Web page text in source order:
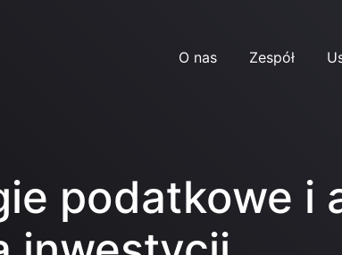
O nas Zespół
podatkowe i